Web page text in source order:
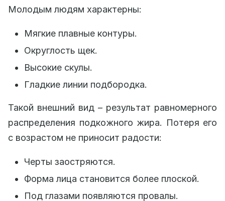
Молодым людям характерны:
Мягкие плавные контуры.
Округлость щек.
Высокие скулы.
Гладкие линии подбородка.
Такой внешний вид – результат равномерного
распределения подкожного жира. Потеря его
с возрастом не приносит радости:
Черты заостряются.
Форма лица становится более плоской.
Под глазами появляются провалы.